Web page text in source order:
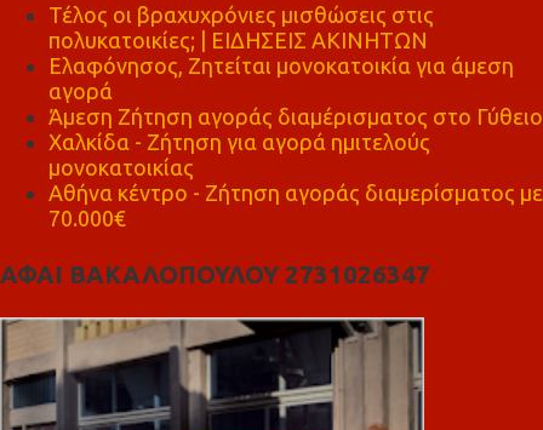
Τέλος οι βραχυχρόνιες μισθώσεις στις
πολυκατοικίες; | ΕΙΔΗΣΕΙΣ ΑΚΙΝΗΤΩΝ
Ελαφόνησος, Ζητείται μονοκατοικία για άμεση
αγορά
Άμεση Ζήτηση αγοράς διαμέρισματος στο Γύθειο
Χαλκίδα - Ζήτηση για αγορά ημιτελούς
μονοκατοικίας
Αθήνα κέντρο - Ζήτηση αγοράς διαμερίσματος με
70.000€
ΑΦΑΙ ΒΑΚΑΛΟΠΟΥΛΟΥ 2731026347